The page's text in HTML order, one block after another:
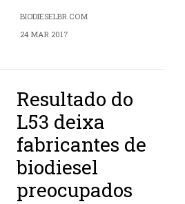
BIODIESELBR.COM
24 MAR 2017
Resultado do
L53 deixa
fabricantes de
biodiesel
preocupados